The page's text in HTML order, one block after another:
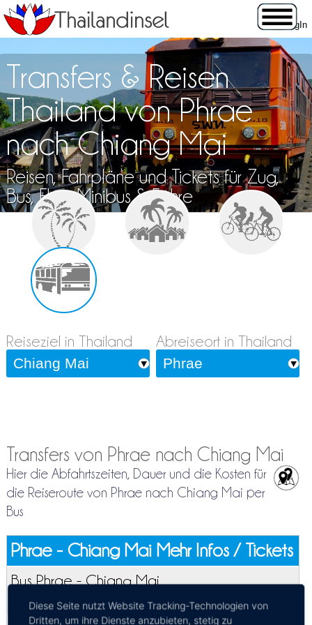
Transfers & Reisen
Thailand von Phrae
nach Chiang Mai
Reisen, Fahrpläne und Tickets für Zug,
Bus, Flug, Minibus & Fähre
Reiseziel in Thailand Abreiseort in Thailand
Transfers von Phrae nach Chiang Mai
Hier die Abfahrtszeiten, Dauer und die Kosten für
die Reiseroute von Phrae nach Chiang Mai per
Bus
Phrae - Chiang Mai Mehr Infos / Tickets
Bus Phrae - Chiang Mai
Kosten:EUR 7.38–10.40 Dauer:
Diese Seite nutzt Website Tracking-Technologien von
Dritten, um ihre Dienste anzubieten, stetig zu